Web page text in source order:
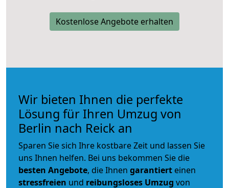
Kostenlose Angebote erhalten
Wir bieten Ihnen die perfekte
Lösung für Ihren Umzug von
Berlin nach Reick an
Sparen Sie sich Ihre kostbare Zeit und lassen Sie
uns Ihnen helfen. Bei uns bekommen Sie die
besten Angebote, die Ihnen garantiert einen
stressfreien und reibungsloses Umzug von